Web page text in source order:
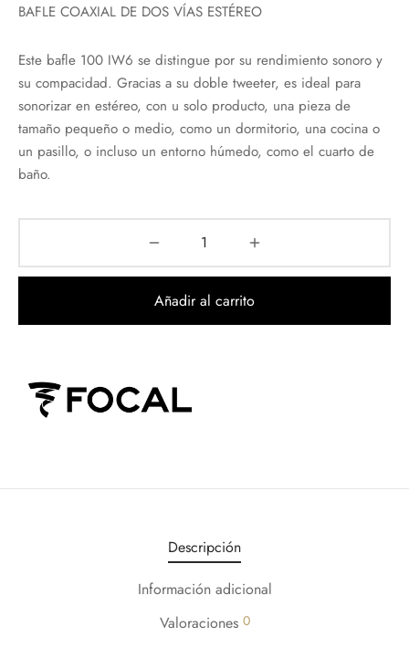
BAFLE COAXIAL DE DOS VÍAS ESTÉREO
Este bafle 100 IW6 se distingue por su rendimiento sonoro y
su compacidad. Gracias a su doble tweeter, es ideal para
sonorizar en estéreo, con u solo producto, una pieza de
tamaño pequeño o medio, como un dormitorio, una cocina o
un pasillo, o incluso un entorno húmedo, como el cuarto de
baño.
Añadir al carrito
Descripción
Información adicional
Valoraciones 0